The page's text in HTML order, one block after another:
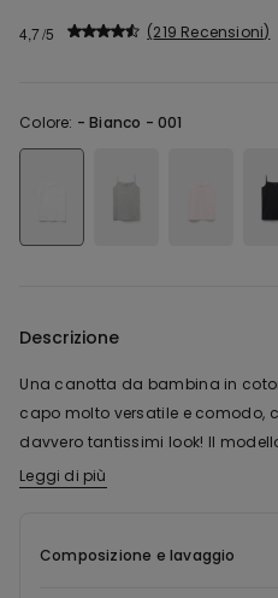
4,7 219 Recensioni
Colore: -Bianco - 001
Descrizione
Una canotta da bambina in
capo molto versatile e comodo,
davvero tantissimi look! Il
leggermente elasticizzato e con
sotto i vari outfit: garantiscono,
Leggi di più
Composizione e lavaggio